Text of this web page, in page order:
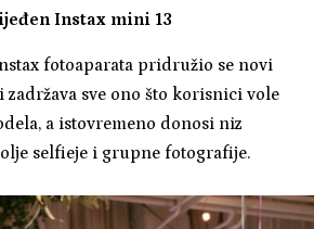
Instax mini 13
fotoaparata pridružio se novi
zadržava sve ono što korisnici vole
a istovremeno donosi niz
selfieje i grupne fotografije.